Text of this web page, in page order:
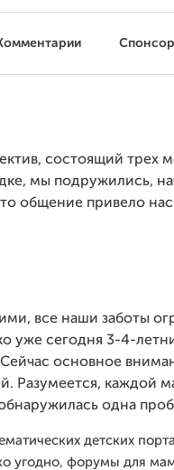
состоящий трех
мы подружились,
общение привело
все наши заботы
уже сегодня 3-4-
основное
Разумеется, каждой
одна
детских
угодно, форумы для